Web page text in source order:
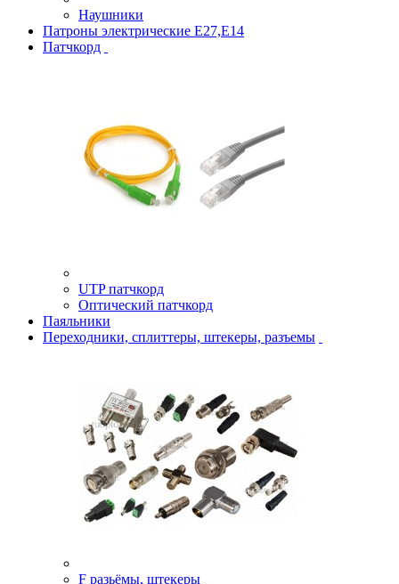
Наушники
Патроны электрические Е27,Е14
Патчкорд
UTP патчкорд
Оптический патчкорд
Паяльники
Переходники, сплиттеры, штекеры, разъемы
F разьёмы, штекеры